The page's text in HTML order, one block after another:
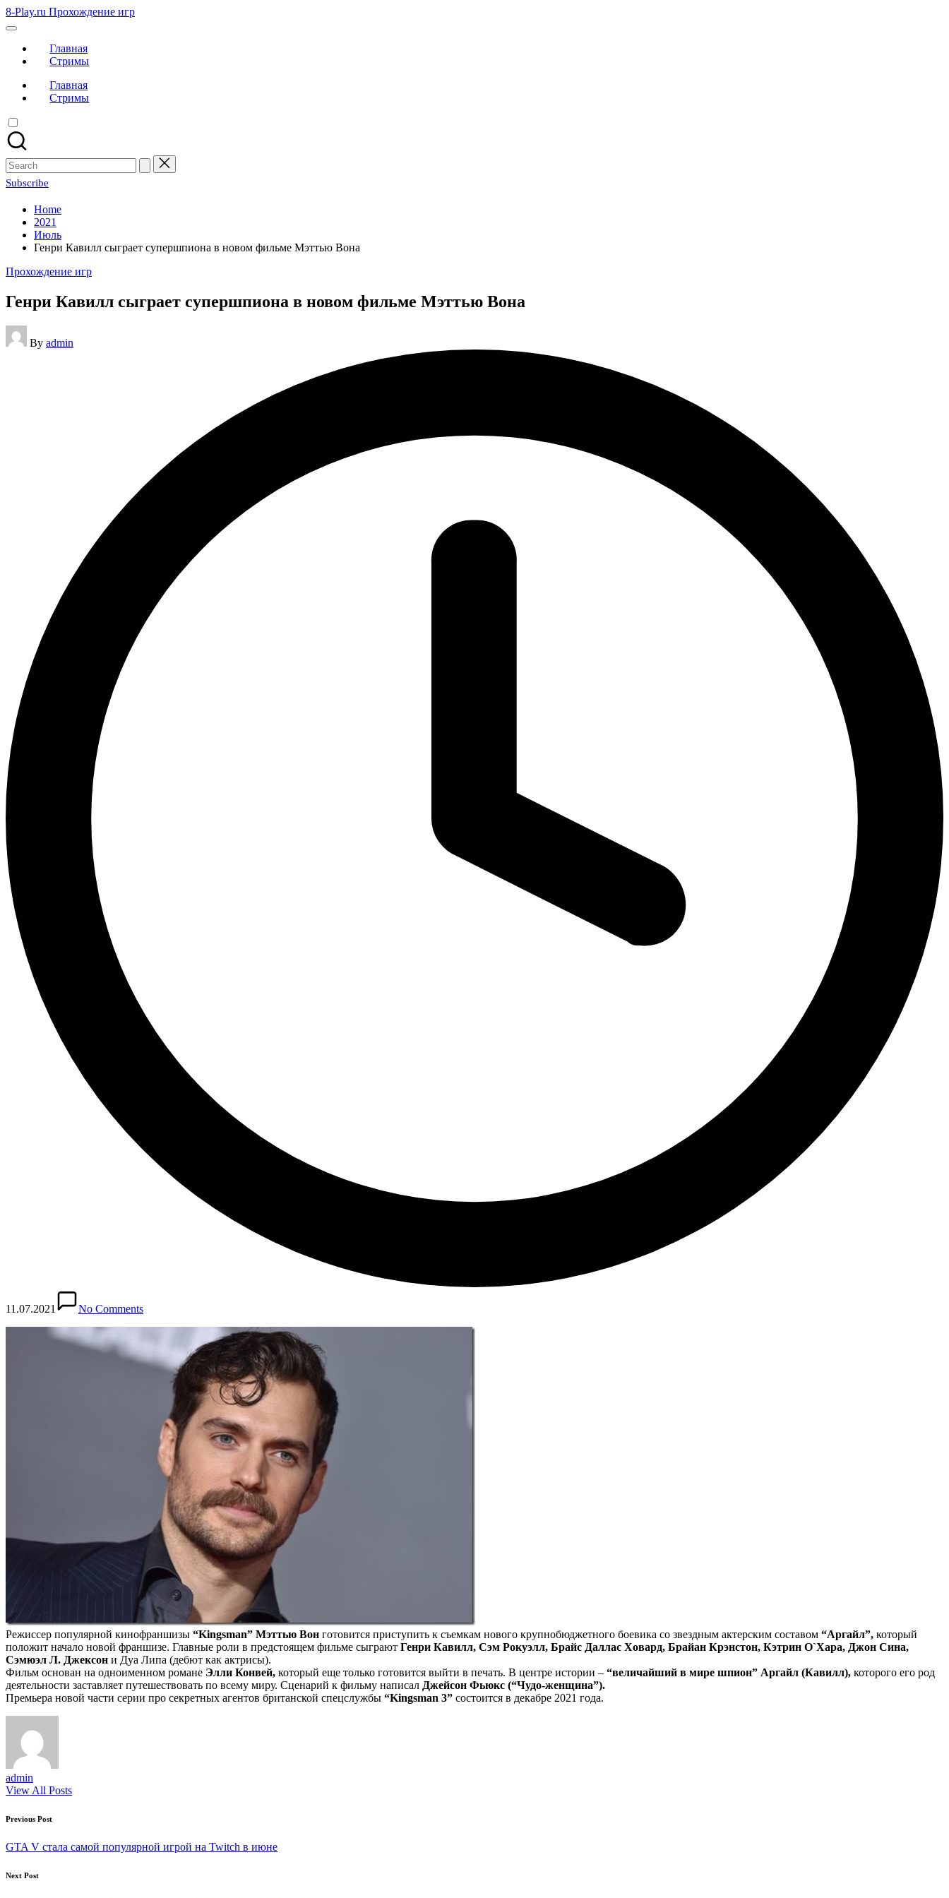
Skip
to
8-Play.ru Прохождение игр
Главная
Стримы
Главная
Стримы
Search
for:
Subscribe
Home
2021
Июль
Генри Кавилл сыграет супершпиона в новом фильме Мэттью Вона
Posted
Прохождение игр
Генри Кавилл сыграет супершпиона в новом фильме Мэттью Вона
Posted
by
By admin
11.07.2021 No Comments
Режиссер популярной кинофраншизы “Kingsman” Мэттью Вон готовится приступить к съемкам нового крупнобюджетного боевика со звездным актерским составом “Аргайл”, который
положит начало новой франшизе. Главные роли в предстоящем фильме сыграют Генри Кавилл, Сэм Рокуэлл, Брайс Даллас Ховард, Брайан Крэнстон, Кэтрин О`Хара, Джон Сина,
Сэмюэл Л. Джексон и Дуа Липа (дебют как актрисы).
Фильм основан на одноименном романе Элли Конвей, который еще только готовится выйти в печать. В центре истории – “величайший в мире шпион” Аргайл (Кавилл), которого его род
деятельности заставляет путешествовать по всему миру. Сценарий к фильму написал Джейсон Фьюкс (“Чудо-женщина”).
Премьера новой части серии про секретных агентов британской спецслужбы “Kingsman 3” состоится в декабре 2021 года.
admin
View All Posts
Post
navigation
Previous Post
GTA V стала самой популярной игрой на Twitch в июне
Next Post